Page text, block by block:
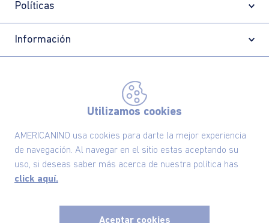
Utilizamos cookies
AMERICANINO usa cookies para darte la mejor experiencia
de navegación. Al navegar en el sitio estas aceptando su
uso, si deseas saber más acerca de nuestra política has
click aquí.
Aceptar cookies
Políticas
Información